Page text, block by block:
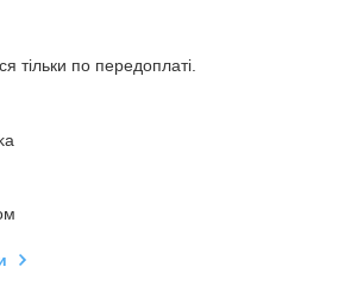
тільки по передоплаті.